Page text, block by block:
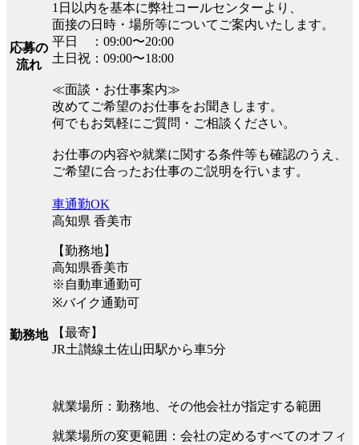
応募の
流れ
1日以内を基本に弊社コールセンターより、
面接の日時・場所等についてご案内いたします。
平日 ：09:00〜20:00
土日祝：09:00〜18:00
≪面談・お仕事案内≫
改めてご希望のお仕事をお聞きします。
何でもお気軽にご質問・ご相談ください。
お仕事の内容や就業に関する条件等も確認のうえ、
ご希望に合ったお仕事のご説明を行います。
勤務地
車通勤OK
高知県 香美市
【勤務地】
高知県香美市
※自動車通勤可
※バイク通勤可
【最寄】
JR土讃線土佐山田駅から車5分
就業場所：勤務地、その他会社が指定する範囲
就業場所の変更範囲：会社の定めるすべてのオフィ